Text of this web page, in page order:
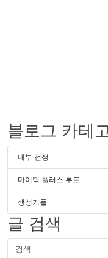
블로그 카테
내부 전쟁
마이틱 플러스 루트
생성기들
글 검색